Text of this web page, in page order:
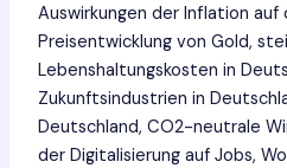
Auswirkungen der Inflation auf
Preisentwicklung von Gold,
Lebenshaltungskosten in
Zukunftsindustrien in
Deutschland, CO2-neutrale
der Digitalisierung auf Jobs,